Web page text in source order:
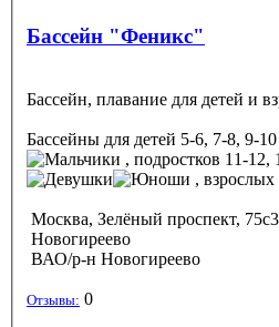
Бассейн "Феникс"
Бассейн, плавание для детей и
Бассейны для детей 5-6, 7-8, 9-10
, подростков 11-12,
, взрослых
Москва, Зелёный проспект, 75с3
Новогиреево
ВАО/р-н Новогиреево
Отзывы: 0